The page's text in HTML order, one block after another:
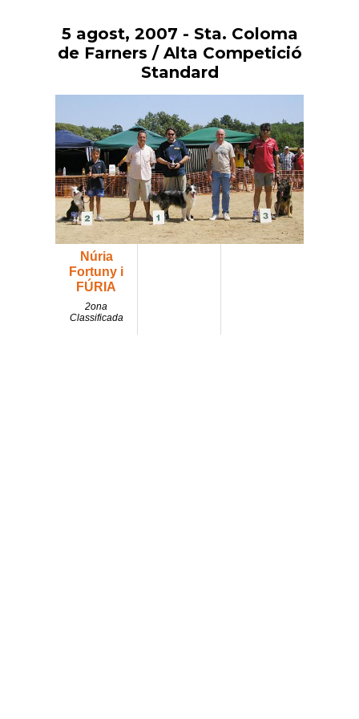
Vés
al
contingut
5 agost, 2007 - Sta. Coloma
de Farners / Alta Competició
Standard
Núria
Fortuny i
FÚRIA
2ona
Classificada